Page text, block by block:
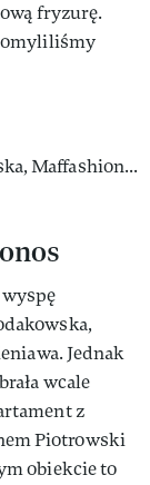
fryzurę.
Maffashion...
Jednak
wcale
z
Piotrowski
obiekcie to